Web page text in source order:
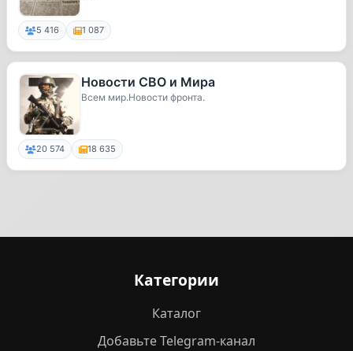
5 416 1 087
Новости СВО и Мира
Всем мир.Новости фронта.
20 574 18 635
Категории
Каталог
Добавьте Telegram-канал